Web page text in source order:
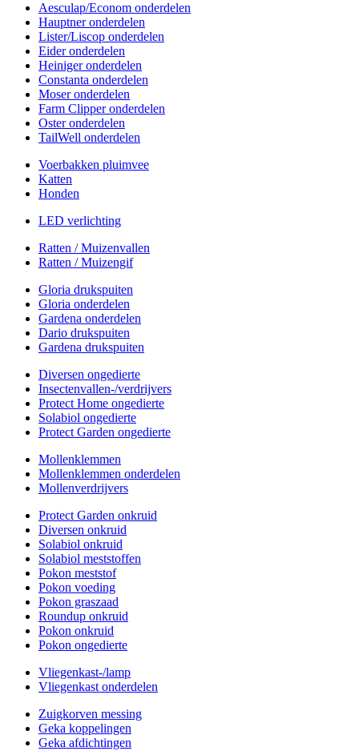
Aesculap/Econom onderdelen
Hauptner onderdelen
Lister/Liscop onderdelen
Eider onderdelen
Heiniger onderdelen
Constanta onderdelen
Moser onderdelen
Farm Clipper onderdelen
Oster onderdelen
TailWell onderdelen
Voerbakken pluimvee
Katten
Honden
LED verlichting
Ratten / Muizenvallen
Ratten / Muizengif
Gloria drukspuiten
Gloria onderdelen
Gardena onderdelen
Dario drukspuiten
Gardena drukspuiten
Diversen ongedierte
Insectenvallen-/verdrijvers
Protect Home ongedierte
Solabiol ongedierte
Protect Garden ongedierte
Mollenklemmen
Mollenklemmen onderdelen
Mollenverdrijvers
Protect Garden onkruid
Diversen onkruid
Solabiol onkruid
Solabiol meststoffen
Pokon meststof
Pokon voeding
Pokon graszaad
Roundup onkruid
Pokon onkruid
Pokon ongedierte
Vliegenkast-/lamp
Vliegenkast onderdelen
Zuigkorven messing
Geka koppelingen
Geka afdichtingen